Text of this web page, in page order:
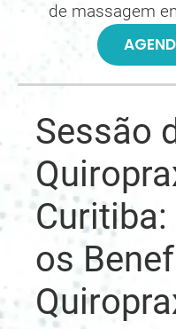
de massagem
Sessão
os